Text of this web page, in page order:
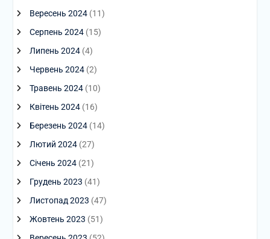
Вересень 2024(11)
Серпень 2024(15)
Липень 2024(4)
Червень 2024(2)
Травень 2024(10)
Квітень 2024(16)
Березень 2024(14)
Лютий 2024(27)
Січень 2024(21)
Грудень 2023 (41)
Листопад 2023 (47)
Жовтень 2023 (51)